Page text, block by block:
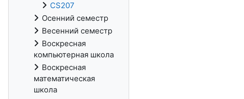
CS207
Осенний семестр
Весенний семестр
Воскресная
компьютерная школа
Воскресная
математическая
школа